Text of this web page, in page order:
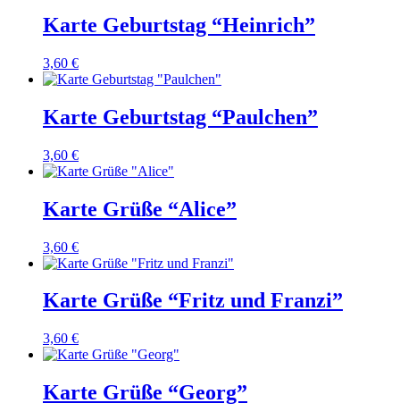
Karte Geburtstag “Heinrich”
3,60 €
Karte Geburtstag “Paulchen”
3,60 €
Karte Grüße “Alice”
3,60 €
Karte Grüße “Fritz und Franzi”
3,60 €
Karte Grüße “Georg”